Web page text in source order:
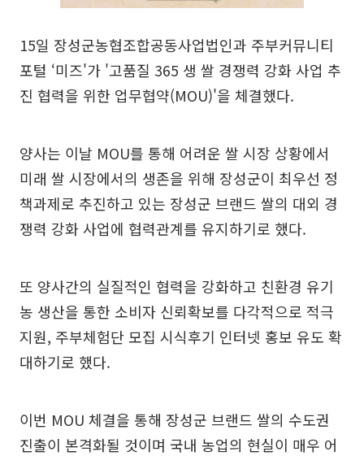
15일 장성군농협조합공동사업법인과 주부커뮤니티
포털 ‘미즈'가 '고품질 365 생 쌀 경쟁력 강화 사업 추
진 협력을 위한 업무협약(MOU)'을 체결했다.
양사는 이날 MOU를 통해 어려운 쌀 시장 상황에서
미래 쌀 시장에서의 생존을 위해 장성군이 최우선 정
책과제로 추진하고 있는 장성군 브랜드 쌀의 대외 경
쟁력 강화 사업에 협력관계를 유지하기로 했다.
또 양사간의 실질적인 협력을 강화하고 친환경 유기
농 생산을 통한 소비자 신뢰확보를 다각적으로 적극
지원, 주부체험단 모집 시식후기 인터넷 홍보 유도 확
대하기로 했다.
이번 MOU 체결을 통해 장성군 브랜드 쌀의 수도권
진출이 본격화될 것이며 국내 농업의 현실이 매우 어